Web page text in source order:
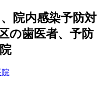
院内感染予防対
の歯医者、予防